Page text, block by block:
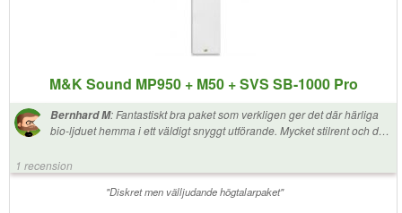
M&K Sound MP950 + M50 + SVS SB-1000 Pro
Bernhard M:Fantastiskt bra paket som verkligen ger det där härliga
bio-ljduet hemma i ett väldigt snyggt utförande. Mycket stilrent och de
rekommendera detta paket!
1 recension
"Diskret men välljudande högtalarpaket"